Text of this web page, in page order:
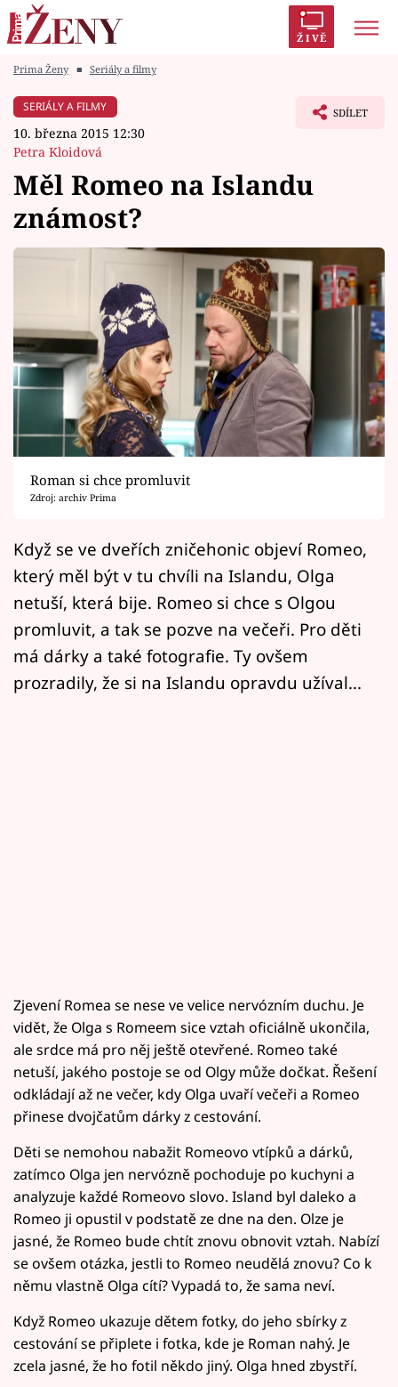
ŽIVĚ
Módní alarm
Témata
Seriály
Horoskopy
Sledujte prima+
Filmový festival Karlovy Vary
Mámy sobě
Přihlášení
Sledujte nás
Prima Ženy ■ Seriály a filmy
SERIÁLY A FILMY
10. března 2015 12:30
Petra Kloidová
SDÍLET
Měl Romeo na Islandu
známost?
Roman si chce promluvit
Zdroj: archiv Prima
Když se ve dveřích zničehonic objeví Romeo,
který měl být v tu chvíli na Islandu, Olga
netuší, která bije. Romeo si chce s Olgou
promluvit, a tak se pozve na večeři. Pro děti
má dárky a také fotografie. Ty ovšem
prozradily, že si na Islandu opravdu užíval...
Zjevení Romea se nese ve velice nervózním duchu. Je
vidět, že Olga s Romeem sice vztah oficiálně ukončila,
ale srdce má pro něj ještě otevřené. Romeo také
netuší, jakého postoje se od Olgy může dočkat. Řešení
odkládají až ne večer, kdy Olga uvaří večeři a Romeo
přinese dvojčatům dárky z cestování.
Děti se nemohou nabažit Romeovo vtípků a dárků,
zatímco Olga jen nervózně pochoduje po kuchyni a
analyzuje každé Romeovo slovo. Island byl daleko a
Romeo ji opustil v podstatě ze dne na den. Olze je
jasné, že Romeo bude chtít znovu obnovit vztah. Nabízí
se ovšem otázka, jestli to Romeo neudělá znovu? Co k
němu vlastně Olga cítí? Vypadá to, že sama neví.
Když Romeo ukazuje dětem fotky, do jeho sbírky z
cestování se připlete i fotka, kde je Roman nahý. Je
zcela jasné, že ho fotil někdo jiný. Olga hned zbystří.